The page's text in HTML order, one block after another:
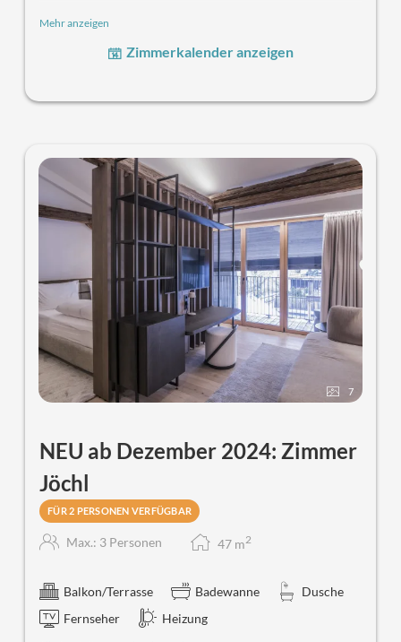
des Üblichen.
EDLE EICHE, PARKETTBODEN, KLEINE TERASSE -
LOGGIA, KÜHLSCHRANK, GERÄUMIGES BAD MIT
SEPARATEM WC - BIDET, BEQUEMES SOFA, SAT-TV,
TELEFON, SAFE, WELLNESSTASCHE, BADEMANTEL
Mehr anzeigen
Zimmerkalender anzeigen
7
NEU ab Dezember 2024: Zimmer
Jöchl
FÜR 2 PERSONEN VERFÜGBAR
Max.: 3 Personen 47 m2
Balkon/Terrasse Badewanne
Dusche
Fernseher
Heizung